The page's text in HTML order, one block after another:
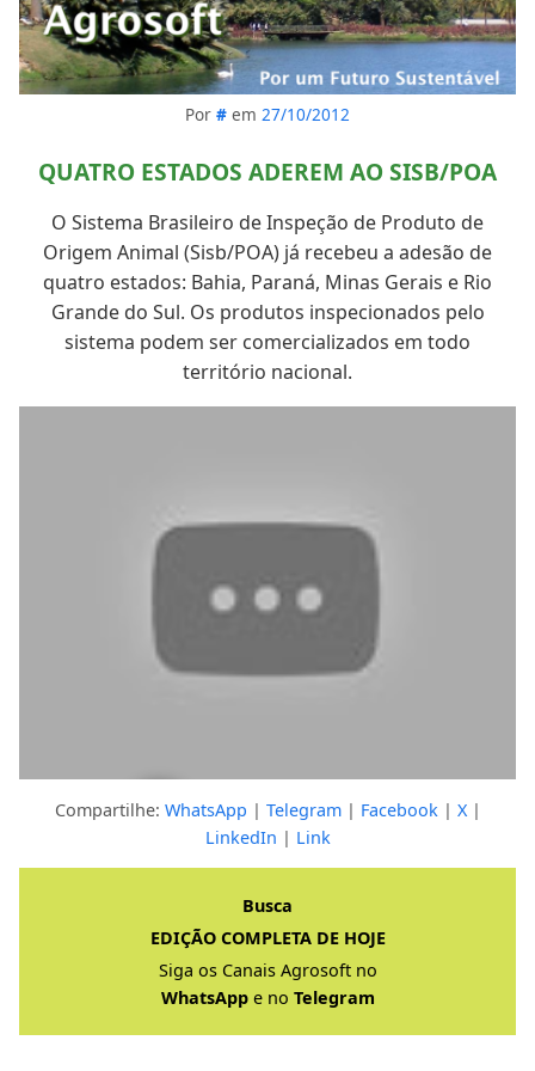
Por # em 27/10/2012
QUATRO ESTADOS ADEREM AO SISB/POA
O Sistema Brasileiro de Inspeção de Produto de
Origem Animal (Sisb/POA) já recebeu a adesão de
quatro estados: Bahia, Paraná, Minas Gerais e Rio
Grande do Sul. Os produtos inspecionados pelo
sistema podem ser comercializados em todo
território nacional.
Clique para ver a resposta completa
Compartilhe: WhatsApp | Telegram| Facebook | X|
LinkedIn | Link
Busca
EDIÇÃO COMPLETA DE HOJE
Siga os Canais Agrosoft no
WhatsAppe no Telegram